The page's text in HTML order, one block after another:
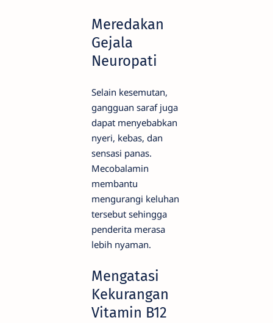
Meredakan
Gejala
Neuropati
Selain kesemutan,
gangguan saraf juga
dapat menyebabkan
nyeri, kebas, dan
sensasi panas.
Mecobalamin
membantu
mengurangi keluhan
tersebut sehingga
penderita merasa
lebih nyaman.
Mengatasi
Kekurangan
Vitamin B12